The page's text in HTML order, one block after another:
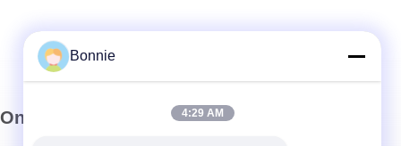
Onze Nieuwsbrief
Bonnie
4:29 AM